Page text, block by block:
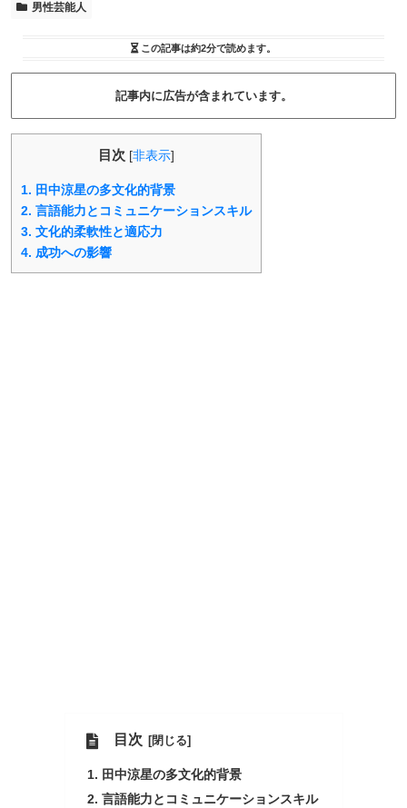
男性芸能人
この記事は約2分で読めます。
記事内に広告が含まれています。
目次 [非表示]
1. 田中涼星の多文化的背景
2. 言語能力とコミュニケーションスキル
3. 文化的柔軟性と適応力
4. 成功への影響
目次
田中涼星の多文化的背景
言語能力とコミュニケーションスキル